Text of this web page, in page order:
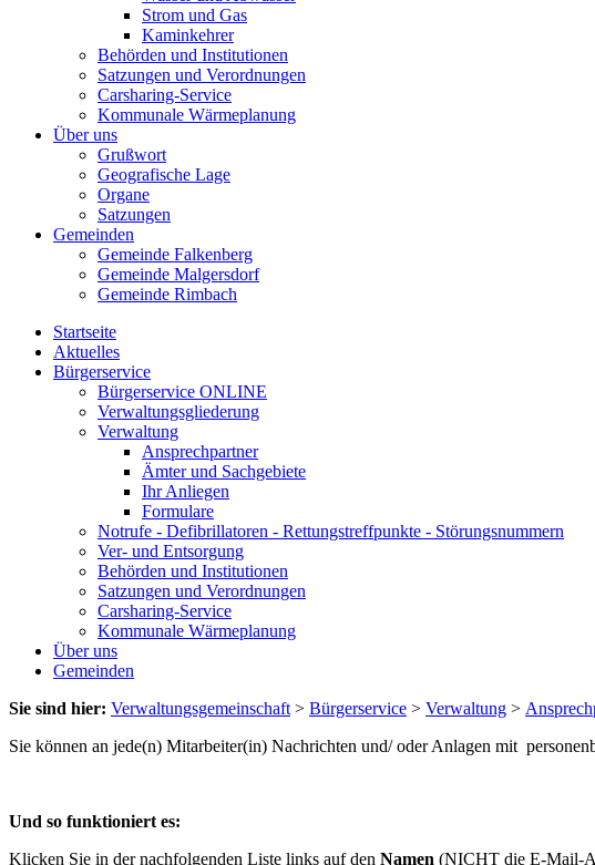
Strom und Gas
Kaminkehrer
Behörden und Institutionen
Satzungen und Verordnungen
Carsharing-Service
Kommunale Wärmeplanung
Über uns
Grußwort
Geografische Lage
Organe
Satzungen
Gemeinden
Gemeinde Falkenberg
Gemeinde Malgersdorf
Gemeinde Rimbach
Startseite
Aktuelles
Bürgerservice
Bürgerservice ONLINE
Verwaltungsgliederung
Verwaltung
Ansprechpartner
Ämter und Sachgebiete
Ihr Anliegen
Formulare
Notrufe - Defibrillatoren - Rettungstreffpunkte - Störungsnummern
Ver- und Entsorgung
Behörden und Institutionen
Satzungen und Verordnungen
Carsharing-Service
Kommunale Wärmeplanung
Über uns
Gemeinden
Sie sind hier: Verwaltungsgemeinschaft > Bürgerservice > Verwaltung >
Sie können an jede(n) Mitarbeiter(in) Nachrichten und/ oder Anlagen mit
Und so funktioniert es:
Klicken Sie in der nachfolgenden Liste links auf den Namen (NICHT die E-Mail-